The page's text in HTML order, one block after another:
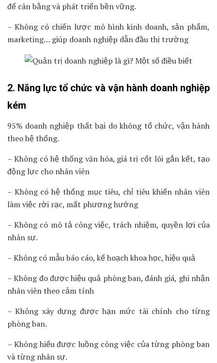
để cân bằng và phát triển bền vững.
– Không có chiến lược mô hình kinh doanh, sản phẩm,
marketing… giúp doanh nghiệp dẫn đầu thị trường
2. Năng lực tổ chức và vận hành doanh nghiệp
kém
95% doanh nghiệp thất bại do không tổ chức, vận hành
theo hệ thống.
– Không có hệ thống văn hóa, giá trị cốt lõi gắn kết, tạo
động lực cho nhân viên
– Không có hệ thống mục tiêu, chỉ tiêu khiến nhân viên
làm việc rời rạc, mất phương hướng
– Không có mô tả công việc, trách nhiệm, quyền lợi của
nhân sự.
– Không có mẫu báo cáo, kế hoạch khoa học, hiệu quả
– Không đo được hiệu quả phòng ban, đánh giá, ghi nhận
nhân viên theo cảm tính
– Không xây dựng được hạn mức tài chính cho từng
phòng ban.
– Không hiểu được luồng công việc của từng phòng ban
và từng nhân sự.